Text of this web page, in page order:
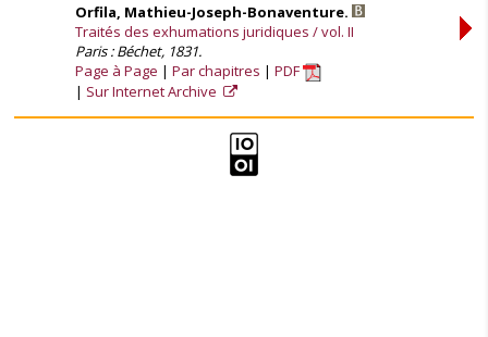
Orfila, Mathieu-Joseph-Bonaventure.
Traités des exhumations juridiques / vol. II
Paris : Béchet, 1831.
Page à Page
Par chapitres
PDF
Sur Internet Archive